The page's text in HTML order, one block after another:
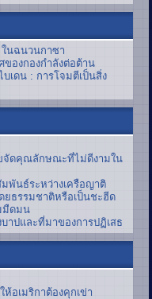
ในฉนวนกาซา
องกองกำลังต่อต้าน
เดน : การโจมตีเป็นสิ่ง
จัดคุณลักษณะที่ไม่ดีงามใน
พันธ์ระหว่างเครือญาติ
ยธรรมชาติหรือเป็นชะฮีด
มืดมน
าปและที่มาของการปฏิเสธ
อเมริกาต้องคุกเข่า